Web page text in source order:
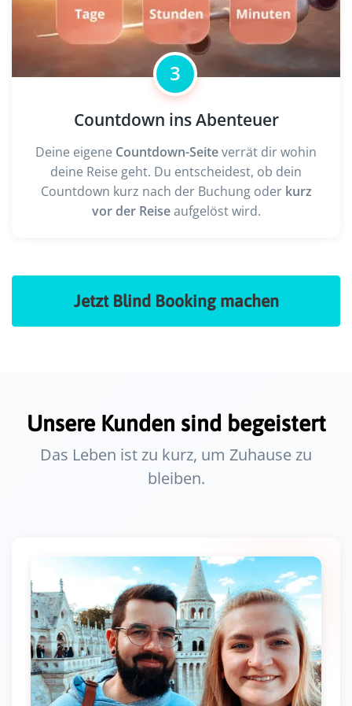
Countdown ins Abenteuer
3
Deine eigene Countdown-Seiteverrät dir wohin
deine Reise geht. Du entscheidest, ob dein
Countdown kurz nach der Buchung oder kurz
vor der Reiseaufgelöst wird.
Jetzt Blind Booking machen
Unsere Kunden sind begeistert
Das Leben ist zu kurz, um Zuhause zu
bleiben.